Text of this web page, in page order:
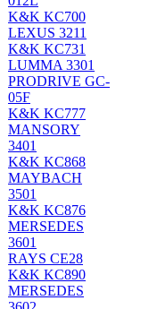
K&K KC700
LEXUS 3211
K&K KC731
LUMMA 3301
PRODRIVE GC-
05F
K&K KC777
MANSORY
3401
K&K KC868
MAYBACH
3501
K&K KC876
MERSEDES
3601
RAYS CE28
K&K KC890
MERSEDES